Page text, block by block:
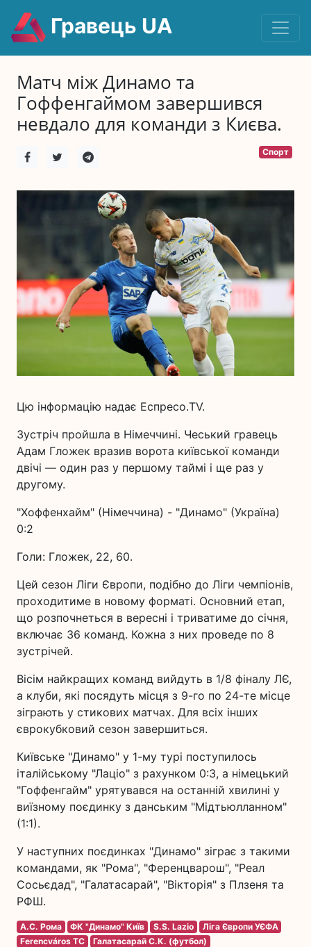
Гравець UA
Матч між Динамо та
Гоффенгаймом завершився
невдало для команди з Києва.
Спорт
Цю інформацію надає Еспресо.TV.
Зустріч пройшла в Німеччині. Чеський гравець
Адам Гложек вразив ворота київської команди
двічі — один раз у першому таймі і ще раз у
другому.
"Хоффенхайм" (Німеччина) - "Динамо" (Україна)
0:2
Голи: Гложек, 22, 60.
Цей сезон Ліги Європи, подібно до Ліги чемпіонів,
проходитиме в новому форматі. Основний етап,
що розпочнеться в вересні і триватиме до січня,
включає 36 команд. Кожна з них проведе по 8
зустрічей.
Вісім найкращих команд вийдуть в 1/8 фіналу ЛЄ,
а клуби, які посядуть місця з 9-го по 24-те місце
зіграють у стикових матчах. Для всіх інших
єврокубковий сезон завершиться.
Київське "Динамо" у 1-му турі поступилось
італійському "Лаціо" з рахунком 0:3, а німецький
"Гоффенгайм" урятувався на останній хвилині у
виїзному поєдинку з данським "Мідтьюлланном"
(1:1).
У наступних поєдинках "Динамо" зіграє з такими
командами, як "Рома", "Ференцварош", "Реал
Сосьєдад", "Галатасарай", "Вікторія" з Плзеня та
РФШ.
А.С. Рома ФК "Динамо" Київ S.S. Lazio
Ліга Європи УЄФА
Ferencváros TC
Галатасарай С.К. (футбол)